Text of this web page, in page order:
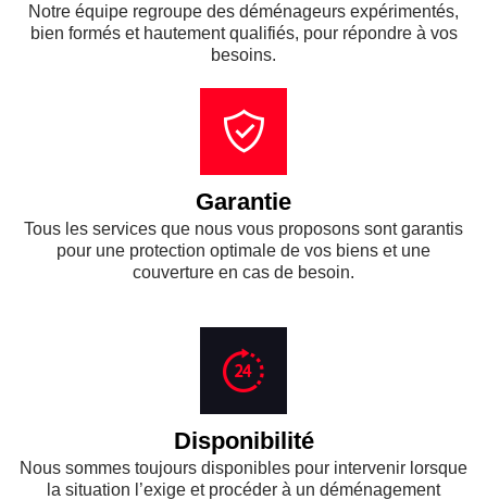
Notre équipe regroupe des déménageurs expérimentés,
bien formés et hautement qualifiés, pour répondre à vos
besoins.
Garantie
Tous les services que nous vous proposons sont garantis
pour une protection optimale de vos biens et une
couverture en cas de besoin.
Disponibilité
Nous sommes toujours disponibles pour intervenir lorsque
la situation l’exige et procéder à un déménagement